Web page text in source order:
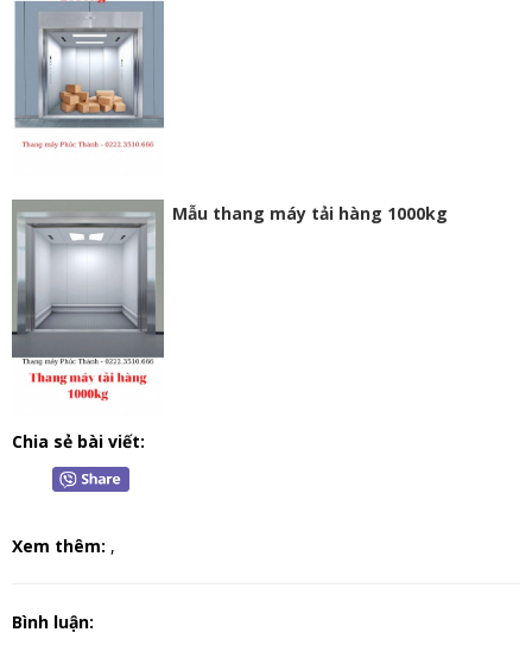
Mẫu thang máy tải hàng 1000kg
Chia sẻ bài viết:
Xem thêm: ,
Bình luận: